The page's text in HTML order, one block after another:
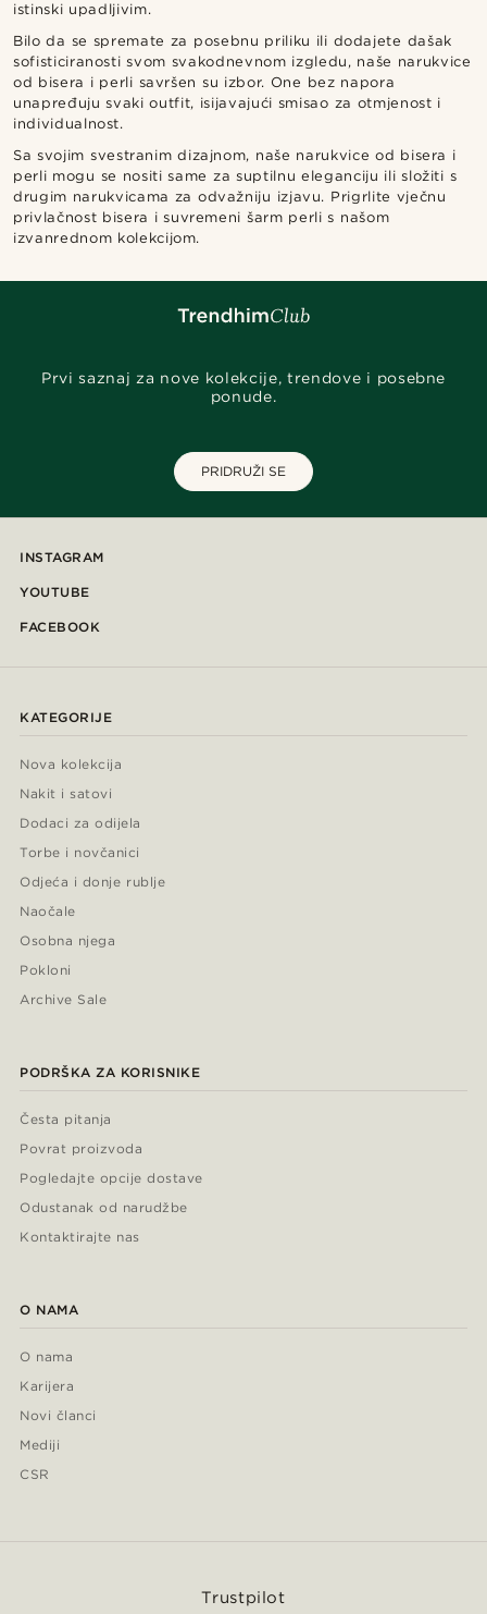
istinski upadljivim.
Bilo da se spremate za posebnu priliku ili dodajete dašak
sofisticiranosti svom svakodnevnom izgledu, naše narukvice
od bisera i perli savršen su izbor. One bez napora
unapređuju svaki outfit, isijavajući smisao za otmjenost i
individualnost.
Sa svojim svestranim dizajnom, naše narukvice od bisera i
perli mogu se nositi same za suptilnu eleganciju ili složiti s
drugim narukvicama za odvažniju izjavu. Prigrlite vječnu
privlačnost bisera i suvremeni šarm perli s našom
izvanrednom kolekcijom.
Prvi saznaj za nove kolekcije, trendove i posebne
ponude.
PRIDRUŽI SE
INSTAGRAM
YOUTUBE
FACEBOOK
KATEGORIJE
Nova kolekcija
Nakit i satovi
Dodaci za odijela
Torbe i novčanici
Odjeća i donje rublje
Naočale
Osobna njega
Pokloni
Archive Sale
PODRŠKA ZA KORISNIKE
Česta pitanja
Povrat proizvoda
Pogledajte opcije dostave
Odustanak od narudžbe
Kontaktirajte nas
O NAMA
O nama
Karijera
Novi članci
Mediji
CSR
Trustpilot